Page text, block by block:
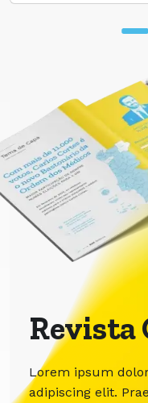
Revista
Lorem ipsum
adipiscing elit.